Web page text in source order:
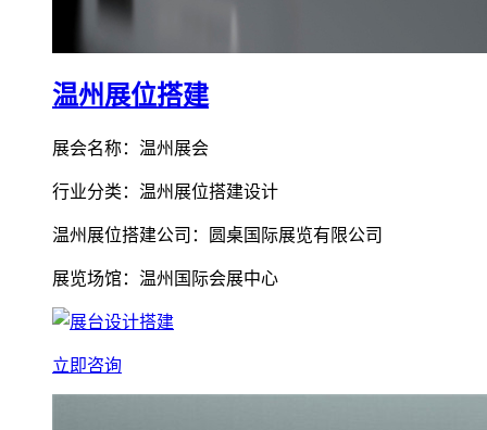
温州展位搭建
展会名称：温州展会
行业分类：温州展位搭建设计
温州展位搭建公司：圆桌国际展览有限公司
展览场馆：温州国际会展中心
立即咨询